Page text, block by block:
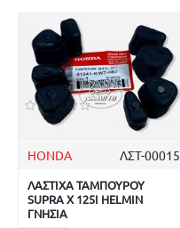
HONDA ΛΣΤ-00015
ΛΑΣΤΙΧΑ ΤΑΜΠΟΥΡΟΥ
SUPRA X 125I HELMIN
ΓΝΗΣΙΑ